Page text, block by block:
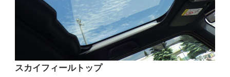
スカイフィールトップ